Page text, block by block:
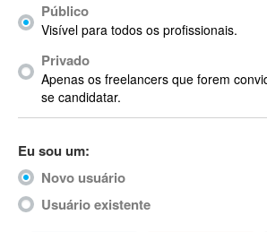
ACPI
Acrobat
Acrobat X
Acronis
ACT
Actimize
ActionScript
ActionScript 3
Público
Visível para todos os profissionais.
Privado
Apenas os freelancers que forem
se candidatar.
Eu sou um:
Novo usuário
Usuário existente